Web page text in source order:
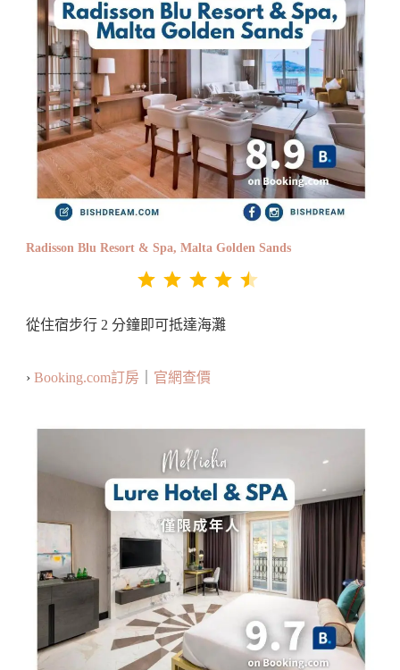
Radisson Blu Resort & Spa, Malta Golden Sands
從住宿步行 2 分鐘即可抵達海灘
› Booking.com訂房 官網查價